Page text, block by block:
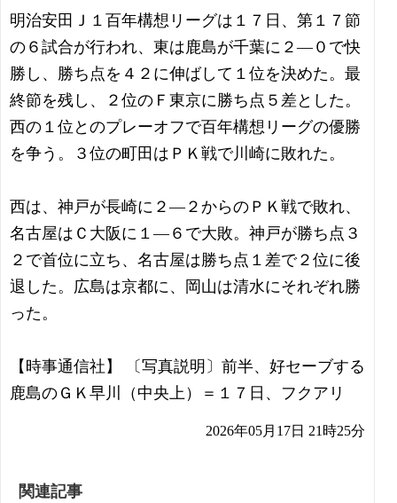
明治安田Ｊ１百年構想リーグは１７日、第１７節
の６試合が行われ、東は鹿島が千葉に２―０で快
勝し、勝ち点を４２に伸ばして１位を決めた。最
終節を残し、２位のＦ東京に勝ち点５差とした。
西の１位とのプレーオフで百年構想リーグの優勝
を争う。３位の町田はＰＫ戦で川崎に敗れた。
西は、神戸が長崎に２―２からのＰＫ戦で敗れ、
名古屋はＣ大阪に１―６で大敗。神戸が勝ち点３
２で首位に立ち、名古屋は勝ち点１差で２位に後
退した。広島は京都に、岡山は清水にそれぞれ勝
った。
【時事通信社】 〔写真説明〕前半、好セーブする
鹿島のＧＫ早川（中央上）＝１７日、フクアリ
2026年05月17日 21時25分
関連記事